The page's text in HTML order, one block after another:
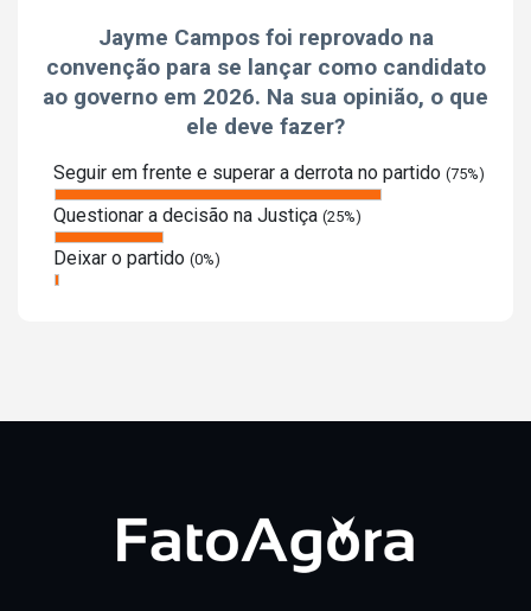
Jayme Campos foi reprovado na
convenção para se lançar como candidato
ao governo em 2026. Na sua opinião, o que
ele deve fazer?
Seguir em frente e superar a derrota no partido (75%)
Questionar a decisão na Justiça (25%)
Deixar o partido (0%)